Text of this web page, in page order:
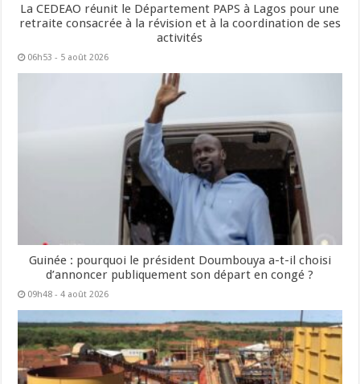
La CEDEAO réunit le Département PAPS à Lagos pour une
retraite consacrée à la révision et à la coordination de ses
activités
06h53 - 5 août 2026
Guinée : pourquoi le président Doumbouya a-t-il choisi
d’annoncer publiquement son départ en congé ?
09h48 - 4 août 2026